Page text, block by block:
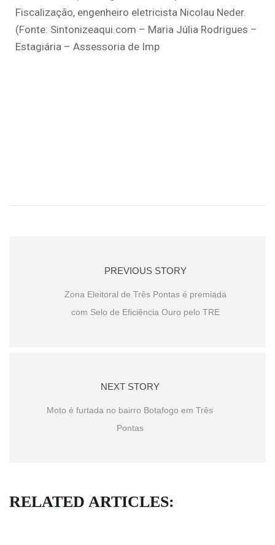
Fiscalização, engenheiro eletricista Nicolau Neder.
(Fonte: Sintonizeaqui.com – Maria Júlia Rodrigues –
Estagiária – Assessoria de Imp
PREVIOUS STORY
Zona Eleitoral de Três Pontas é premiada
com Selo de Eficiência Ouro pelo TRE
NEXT STORY
Moto é furtada no bairro Botafogo em Três
Pontas
RELATED ARTICLES: